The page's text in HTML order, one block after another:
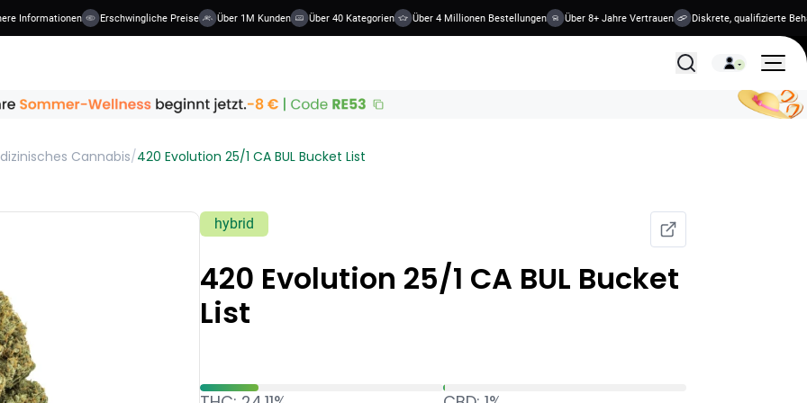
Informationen Erschwingliche Preise Über 1M Kunden Über 40 Kategorien Über 4 Millionen Bestellungen Über 8+ Jahre Vertrauen Diskrete, qualifizierte
Alle Behandlungen
Cannabis/420 Evolution 25/1 CA BUL Bucket List
hybrid
420 Evolution 25/1 CA BUL Bucket
List